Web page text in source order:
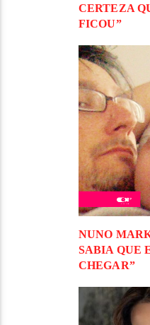
CERTEZA
FICOU”
NUNO
SABIA QUE
CHEGAR”